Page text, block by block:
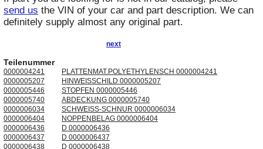
send us the VIN of your car and part description. We can
definitely supply almost any original part.
next
Teilenummer
0000004241
PLATTENMAT.POLYETHYLENSCH 0000004241
0000005207
HINWEISSCHILD 0000005207
0000005446
STOPFEN 0000005446
0000005740
ABDECKUNG 0000005740
0000006034
SCHWEISS-SCHNUR 0000006034
0000006404
NOPPENBELAG 0000006404
0000006436
D 0000006436
0000006437
D 0000006437
0000006438
D 0000006438